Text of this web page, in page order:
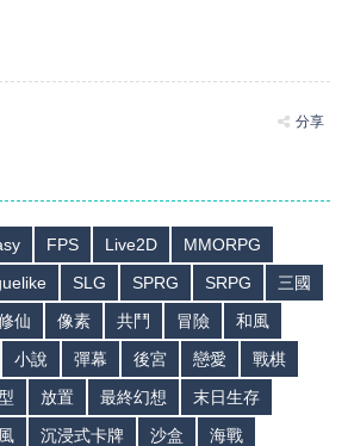
分享
FPS Live2D
MMORPG
SLG SPRG SRPG
三國
仙 像素 共鬥 冒險
和風
小說 彈幕 後宮 戀愛
戰棋
放置 最終幻想
末日生存
沉浸式卡牌 沙盒
海戰